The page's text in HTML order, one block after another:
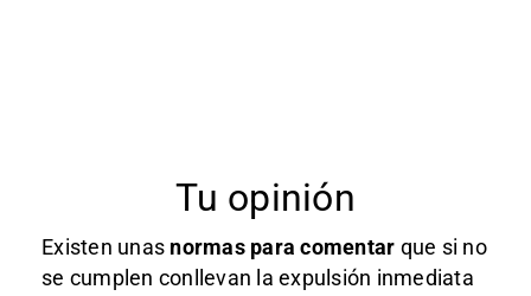
Tu opinión
Existen unas normas para comentar que si no
se cumplen conllevan la expulsión inmediata